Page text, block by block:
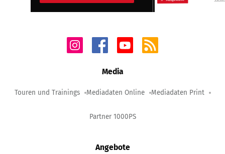
Media
Touren und Trainings Mediadaten Online Mediadaten Print
Partner 1000PS
Angebote